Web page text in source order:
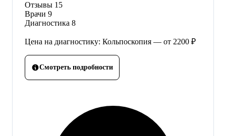
Отзывы 15
Врачи 9
Диагностика 8
Цена на диагностику: Кольпоскопия — от 2200 ₽
Смотреть подробности